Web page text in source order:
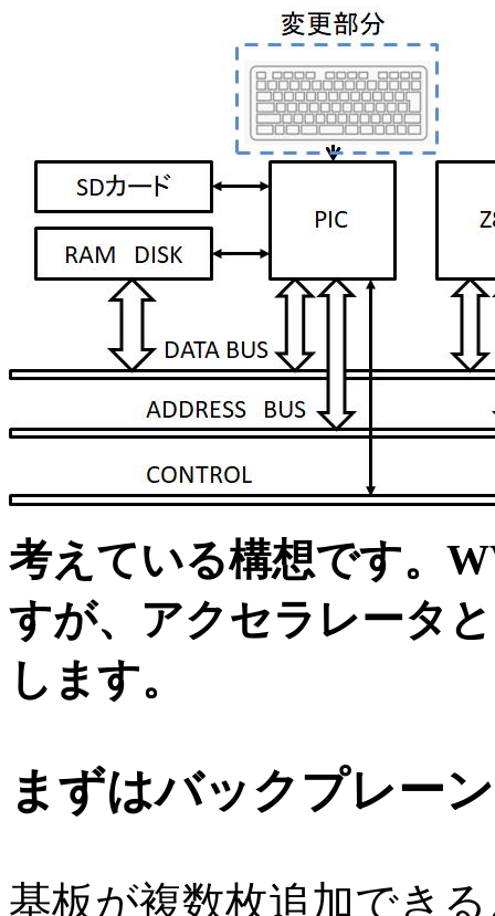
考えている構想です。
すが、アクセラレータ
します。
まずはバックプレー
基板が複数枚追加でき